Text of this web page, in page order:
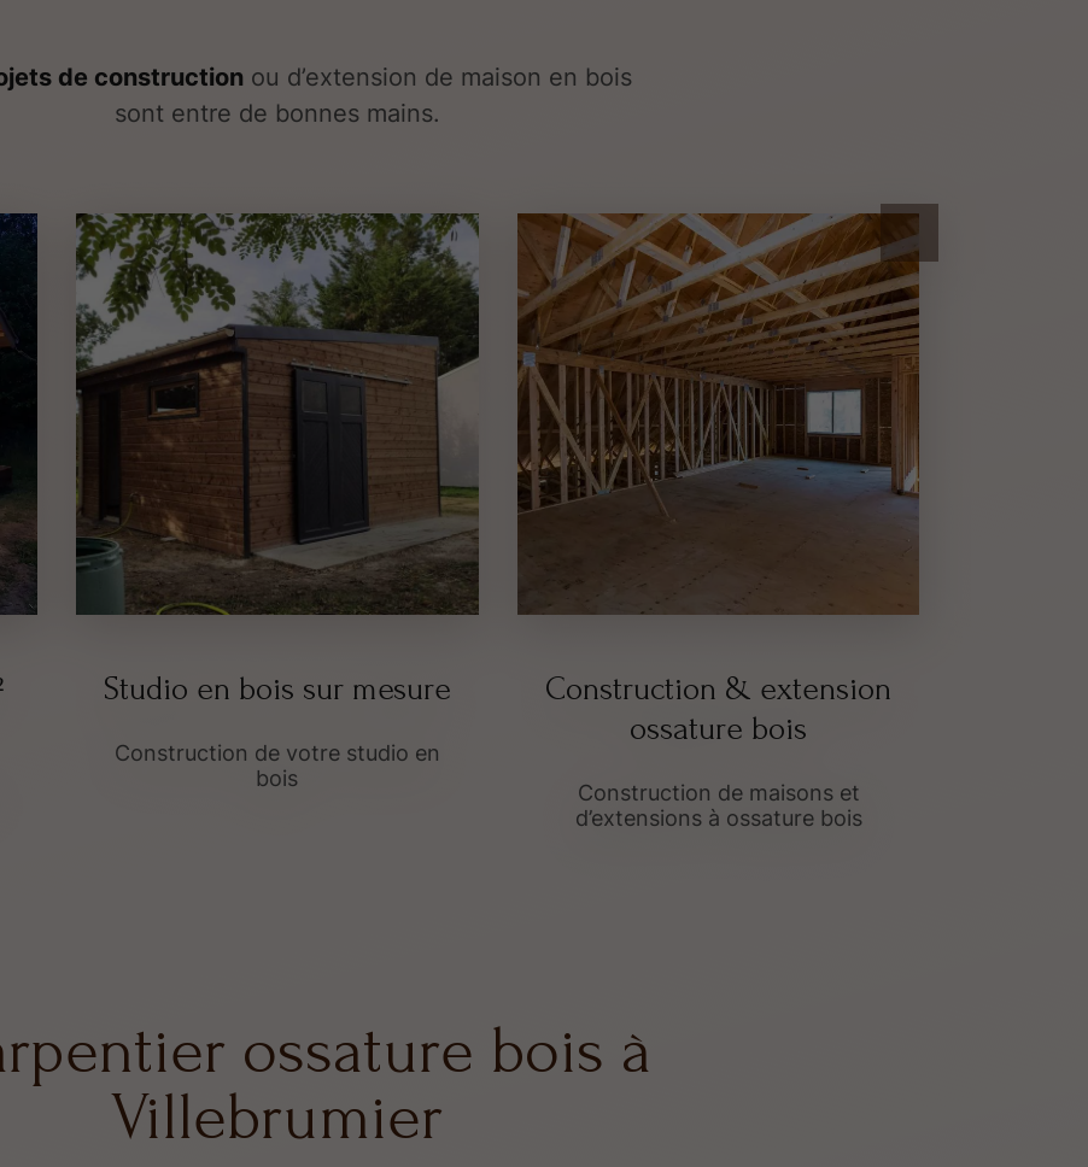
de construction ou d’extension de maison en bois
sont entre de bonnes mains.
Studio en bois sur mesure
Construction de votre studio en
bois
Construction & extension
ossature bois
Construction de maisons et
d’extensions à ossature bois
ossature bois à
Villebrumier